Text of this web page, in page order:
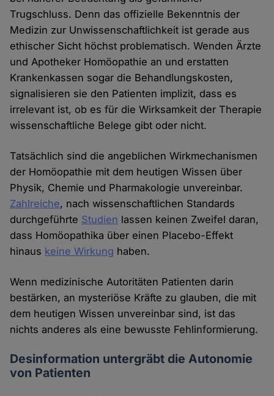
Trugschluss. Denn das offizielle Bekenntnis der
Medizin zur Unwissenschaftlichkeit ist gerade aus
ethischer Sicht höchst problematisch. Wenden Ärzte
und Apotheker Homöopathie an und erstatten
Krankenkassen sogar die Behandlungskosten,
signalisieren sie den Patienten implizit, dass es
irrelevant ist, ob es für die Wirksamkeit der Therapie
wissenschaftliche Belege gibt oder nicht.
Tatsächlich sind die angeblichen Wirkmechanismen
der Homöopathie mit dem heutigen Wissen über
Physik, Chemie und Pharmakologie unvereinbar.
Zahlreiche, nach wissenschaftlichen Standards
durchgeführte Studien lassen keinen Zweifel daran,
dass Homöopathika über einen Placebo-Effekt
hinaus keine Wirkung haben.
Wenn medizinische Autoritäten Patienten darin
bestärken, an mysteriöse Kräfte zu glauben, die mit
dem heutigen Wissen unvereinbar sind, ist das
nichts anderes als eine bewusste Fehlinformierung.
Desinformation untergräbt die Autonomie
von Patienten